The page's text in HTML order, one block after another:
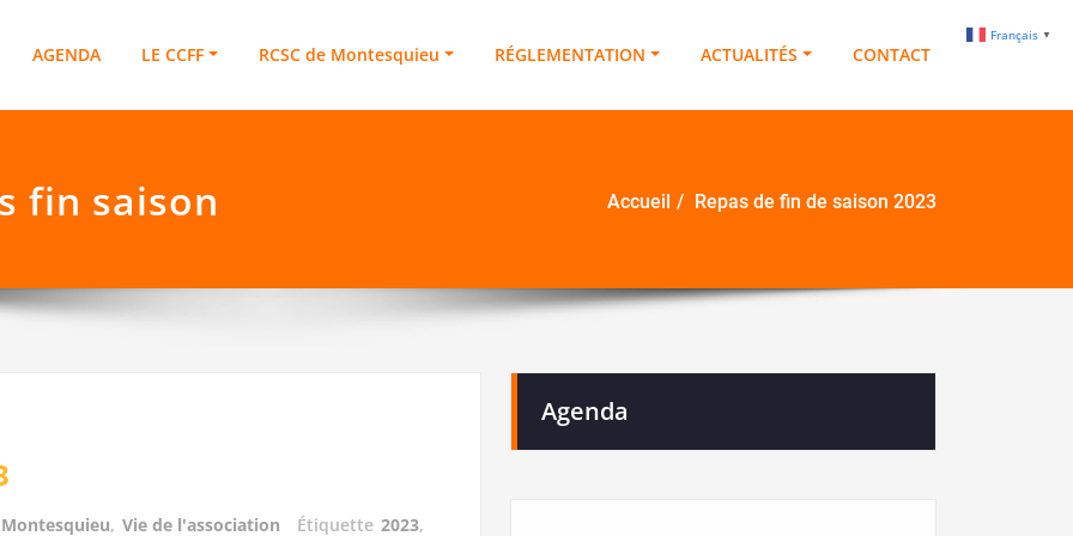
(66)
AGENDA LE CCFF RCSC de Montesquieu RÉGLEMENTATION ACTUALITÉS CONTACT
fin saison Accueil Repas de fin de saison 2023
Montesquieu, Vie de l'association Étiquette 2023,
Agenda
Français ▼